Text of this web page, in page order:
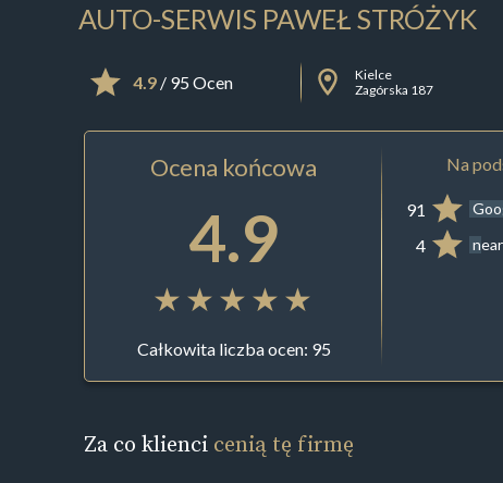
AUTO-SERWIS PAWEŁ STRÓŻYK
4.9/ 95 Ocen
Kielce
Zagórska 187
Ocena końcowa
4.9
Całkowita liczba ocen: 95
Na
91
4
Za co klienci cenią tę firmę